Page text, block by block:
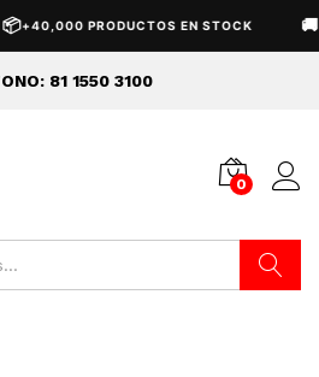
+40,000 PRODUCTOS EN STOCK
81 1550 3100
0